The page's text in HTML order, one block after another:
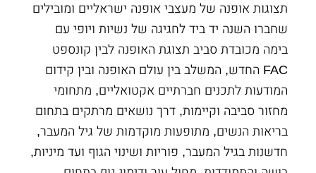
תצוגות אופנה של מעצבי אופנה ישראליים ומובילים
שחברו השנה יד ביד לחגיגה של נשיות ויופי עם
בימה מכובדת סביב תצוגת האופנה לבין קונספט
FAC החדש, המשלב בין עולם האופנה ובין קידום
המודעות לתכנים חברתיים אקטואליים, מתחומי
מחזור סביבה וקיימות, דרך נושאים מרתקים בתחום
בריאות הנשים, מתופעות מוקדמות של גיל המעבר,
חדשנות בגיל המעבר, פוריות ושינוי הגוף ועד מיניות,